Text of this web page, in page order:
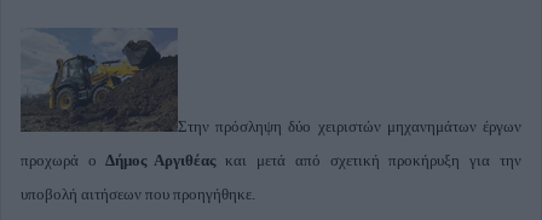
Στην πρόσληψη δύο χειριστών μηχανημάτων έργων
προχωρά ο Δήμος Αργιθέαςκαι μετά από σχετική προκήρυξη για την
υποβολή αιτήσεων που προηγήθηκε.